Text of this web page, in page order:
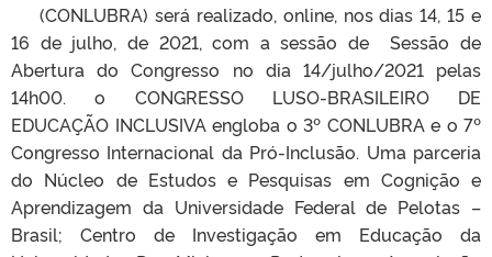
(CONLUBRA) será realizado, online, nos dias 14, 15 e
16 de julho, de 2021, com a sessão de Sessão de
Abertura do Congresso no dia 14/julho/2021 pelas
14h00. o CONGRESSO LUSO-BRASILEIRO DE
EDUCAÇÃO INCLUSIVA engloba o 3º CONLUBRA e o 7º
Congresso Internacional da Pró-Inclusão. Uma parceria
do Núcleo de Estudos e Pesquisas em Cognição e
Aprendizagem da Universidade Federal de Pelotas –
Brasil; Centro de Investigação em Educação da